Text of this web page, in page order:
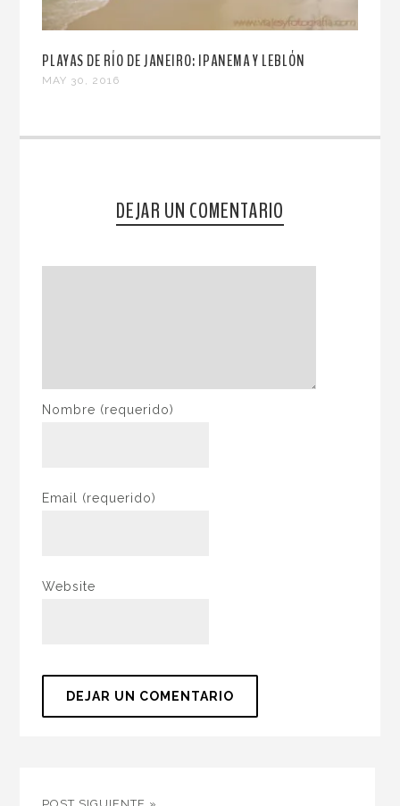
PLAYAS DE RÍO DE JANEIRO: IPANEMA Y LEBLÓN
MAY 30, 2016
DEJAR UN COMENTARIO
Nombre (requerido)
Email (requerido)
Website